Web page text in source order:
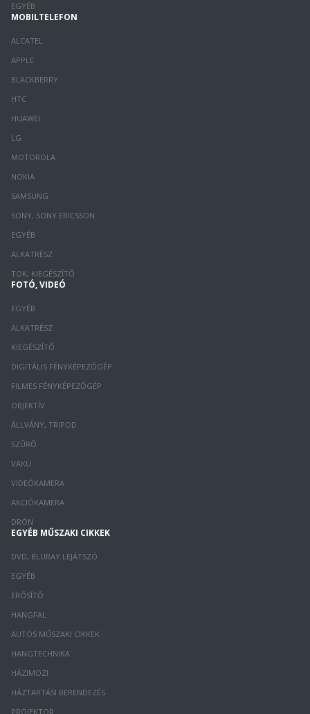
EGYÉB
MOBILTELEFON
ALCATEL
APPLE
BLACKBERRY
HTC
HUAWEI
LG
MOTOROLA
NOKIA
SAMSUNG
SONY, SONY ERICSSON
EGYÉB
ALKATRÉSZ
TOK, KIEGÉSZÍTŐ
FOTÓ, VIDEÓ
EGYÉB
ALKATRÉSZ
KIEGÉSZÍTŐ
DIGITÁLIS FÉNYKÉPEZŐGÉP
FILMES FÉNYKÉPEZŐGÉP
OBJEKTÍV
ÁLLVÁNY, TRIPOD
SZŰRŐ
VAKU
VIDEÓKAMERA
AKCIÓKAMERA
DRÓN
EGYÉB MŰSZAKI CIKKEK
DVD, BLURAY LEJÁTSZÓ
EGYÉB
ERŐSÍTŐ
HANGFAL
AUTÓS MŰSZAKI CIKKEK
HANGTECHNIKA
HÁZIMOZI
HÁZTARTÁSI BERENDEZÉS
PROJEKTOR